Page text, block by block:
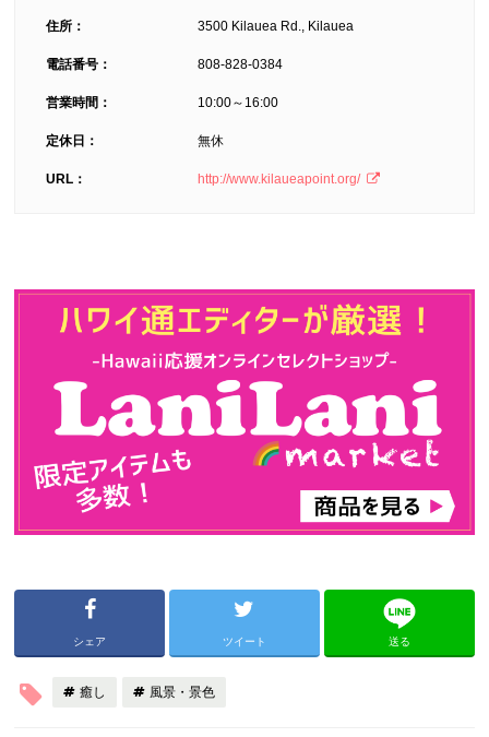
住所： 3500 Kilauea Rd., Kilauea
電話番号： 808-828-0384
営業時間： 10:00～16:00
定休日： 無休
URL： http://www.kilaueapoint.org/
シェア ツイート 送る
癒し 風景・景色